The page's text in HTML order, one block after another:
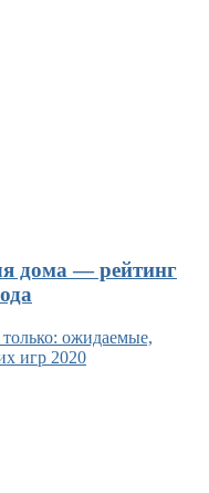
дома — рейтинг